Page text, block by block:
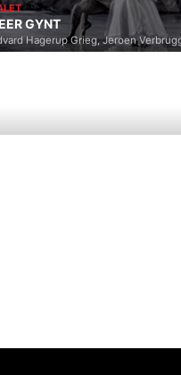
GYNT
Hagerup Grieg, Jeroen Verbruggen